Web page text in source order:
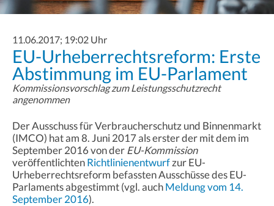
11.06.2017; 19:02 Uhr
EU-Urheberrechtsreform: Erste
Abstimmung im EU-Parlament
Kommissionsvorschlag zum Leistungsschutzrecht
angenommen
Der Ausschuss für Verbraucherschutz und Binnenmarkt
(IMCO) hat am 8. Juni 2017 als erster der mit dem im
September 2016 von derEU-Kommission
veröffentlichtenRichtlinienentwurfzur EU-
Urheberrechtsreform befassten Ausschüsse des EU-
Parlaments abgestimmt (vgl. auchMeldung vom 14.
September 2016).